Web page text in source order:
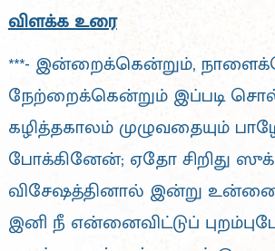
விளக்க உரை
***- இன்றைக்கென்றும்,
நேற்றைக்கென்றும் இப்படி
கழித்தகாலம் முழுவதையும்
போக்கினேன்; ஏதோ சிறிது
விசேஷத்தினால் இன்று உன்னை
இனி நீ என்னைவிட்டுப்